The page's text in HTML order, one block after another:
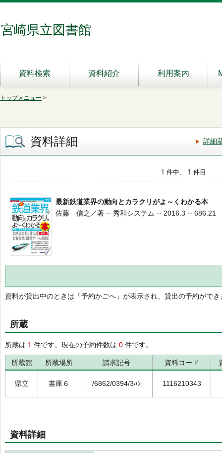
宮崎県立図書館
資料検索 資料紹介 利用案内
トップメニュー >
資料詳細 詳細
1 件中、 1 件目
最新鉄道業界の動向とカラクリがよ～くわかる本
佐藤 信之／著 -- 秀和システム -- 2016.3 -- 686.21
資料が貸出中のときは「予約かごへ」が表示され、貸出の予約ができ
所蔵
所蔵は 1 件です。現在の予約件数は 0 件です。
所蔵館 所蔵場所 請求記号 資料コード
県立 書庫６ /6862/0394/3ﾊﾝ 1116210343
資料詳細